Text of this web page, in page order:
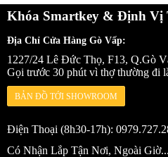
Khóa Smartkey & Định Vị
Địa Chỉ Cửa Hàng Gò Vấp:
1227/24 Lê Đức Thọ, F13, Q.Gò
Gọi trước 30 phút vì thợ thường đi
BẢN ĐỒ TỚI SHOWROOM
Điện Thoại (8h30-17h):
Có Nhận Lắp Tận Nơi, Ngoài